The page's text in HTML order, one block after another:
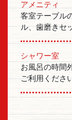
アメニティ
客室テーブル
ル、歯磨きセ
シャワー室
お風呂の時間
ご利用くださ